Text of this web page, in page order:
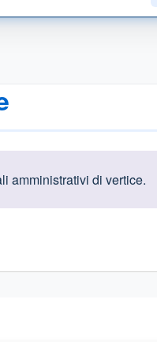
amministrativi di vertice.